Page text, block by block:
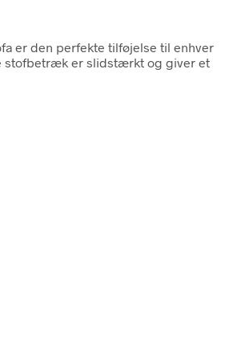
er den perfekte tilføjelse til enhver
stofbetræk er slidstærkt og giver et